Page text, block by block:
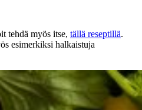
tehdä myös itse, tällä reseptillä.
esimerkiksi halkaistuja